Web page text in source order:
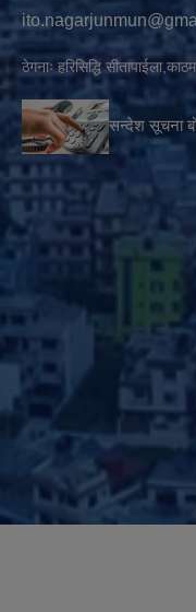
ठेगनाः हरिसिद्धि
सन्देश सूचना